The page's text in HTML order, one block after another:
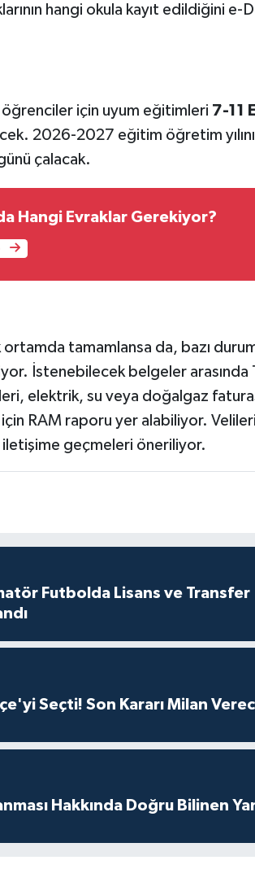
hangi okula kayıt edildiğini e-
için uyum eğitimleri 7-11
2026-2027 eğitim öğretim
çalacak.
Hangi Evraklar Gerekiyor?
tamamlansa da, bazı
İstenebilecek belgeler arasında
elektrik, su veya doğalgaz
RAM raporu yer alabiliyor.
iletişime geçmeleri öneriliyor.
Seçti! Son Kararı Milan
Hakkında Doğru Bilinen